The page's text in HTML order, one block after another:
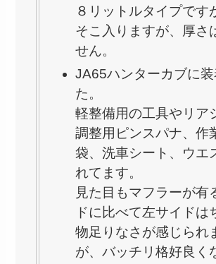
８リットルタイプです
そこ入りますが、厚さ
せん。
JA65ハンターカブに装
た。
軽整備用の工具やリア
調整用ピンスパナ、作
袋、洗車シート、ウエ
れてます。
見た目もマフラーが有
ドに比べて左サイドは
物足りなさが感じられ
が、バッチリ格好良く